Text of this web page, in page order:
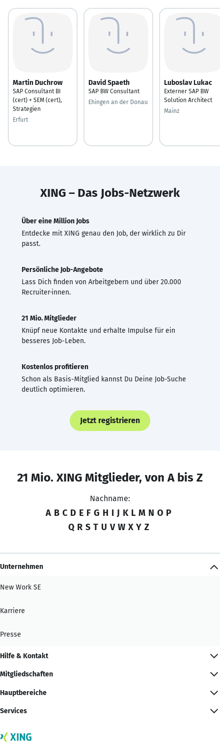
Martin Duchrow
SAP Consultant BI
(cert) + SEM (cert),
Strategien
Erfurt
David Spaeth
SAP BW Consultant
Ehingen an der Donau
Luboslav Lukac
Externer SAP BW
Solution Architect
Mainz
XING – Das Jobs-Netzwerk
Über eine Million Jobs
Entdecke mit XING genau den Job, der wirklich zu Dir
passt.
Persönliche Job-Angebote
Lass Dich finden von Arbeitgebern und über 20.000
Recruiter·innen.
21 Mio. Mitglieder
Knüpf neue Kontakte und erhalte Impulse für ein
besseres Job-Leben.
Kostenlos profitieren
Schon als Basis-Mitglied kannst Du Deine Job-Suche
deutlich optimieren.
Jetzt registrieren
21 Mio. XING Mitglieder, von A bis Z
Nachname:
A B C D E F G H I J K L M N O P
Q R S T U V W X Y Z
Unternehmen
New Work SE
Karriere
Presse
Hilfe & Kontakt
Mitgliedschaften
Hauptbereiche
Services